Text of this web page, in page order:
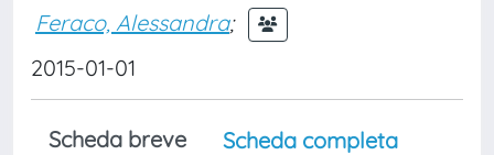
Feraco, Alessandra;
2015-01-01
Scheda breve
Scheda completa